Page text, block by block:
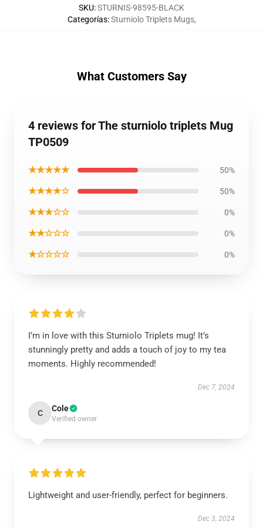
SKU:STURNIS-98595-BLACK
Categorías:Sturniolo Triplets Mugs,
What Customers Say
4 reviews for The sturniolo triplets Mug
TP0509
★★★★★ 50%
★★★★☆ 50%
★★★☆☆ 0%
★★☆☆☆ 0%
★☆☆☆☆ 0%
I’m in love with this Sturniolo Triplets mug! It’s
stunningly pretty and adds a touch of joy to my tea
moments. Highly recommended!
Dec 7, 2024
C Cole
Verified owner
Lightweight and user-friendly, perfect for beginners.
Dec 3, 2024